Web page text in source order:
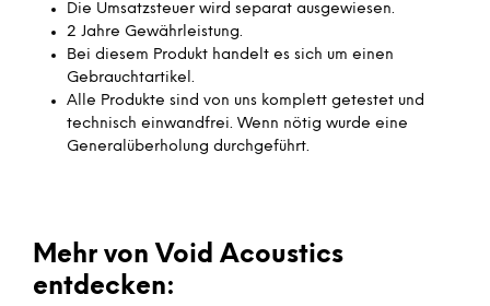
Die Umsatzsteuer wird separat ausgewiesen.
2 Jahre Gewährleistung.
Bei diesem Produkt handelt es sich um einen
Gebrauchtartikel.
Alle Produkte sind von uns komplett getestet und
technisch einwandfrei. Wenn nötig wurde eine
Generalüberholung durchgeführt.
Mehr von Void Acoustics
entdecken: